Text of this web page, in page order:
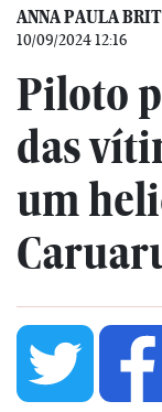
ANNA PAULA
10/09/2024 12:16
Piloto
das
um